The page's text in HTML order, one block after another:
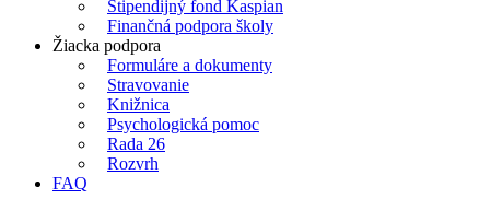
Štipendijný fond Kaspian
Finančná podpora školy
Žiacka podpora
Formuláre a dokumenty
Stravovanie
Knižnica
Psychologická pomoc
Rada 26
Rozvrh
FAQ